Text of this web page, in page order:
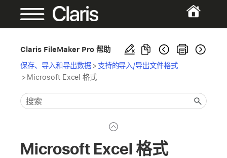
Claris FileMaker Pro 帮助
保存、导入和导出数据> 支持的导入/导出文件格式
> Microsoft Excel 格式
Microsoft Excel 格式